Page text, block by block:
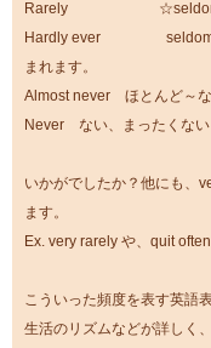
Rarely ☆seldom,
Hardly ever seldom は
まれます。
Almost never ほとんど～
Never ない、まったくな
いかがでしたか？他にも、
ます。
Ex. very rarely や、quit often
こういった頻度を表す英語
生活のリズムなどが詳しく